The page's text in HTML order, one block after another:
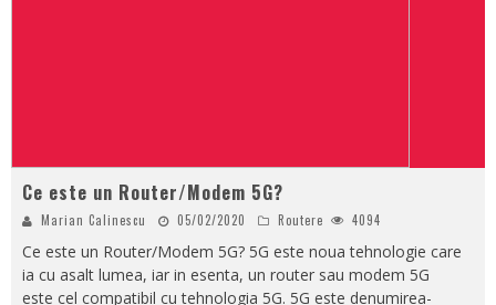
Ce este un Router/Modem 5G?
Marian Calinescu 05/02/2020 Routere 4094
Ce este un Router/Modem 5G? 5G este noua tehnologie care
ia cu asalt lumea, iar in esenta, un router sau modem 5G
este cel compatibil cu tehnologia 5G. 5G este denumirea-